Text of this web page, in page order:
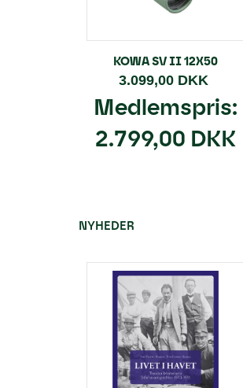
KOWA SV II 12X50
3.099,00 DKK
Medlemspris:
2.799,00 DKK
NYHEDER